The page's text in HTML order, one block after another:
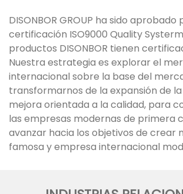
DISONBOR GROUP ha sido aprobado
certificación ISO9000 Quality
productos DISONBOR tienen
Nuestra estrategia es explorar el
internacional sobre la base del
transformarnos de la expansión de
mejora orientada a la calidad, para
las empresas modernas de primera
avanzar hacia los objetivos de crear
famosa y empresa internacional